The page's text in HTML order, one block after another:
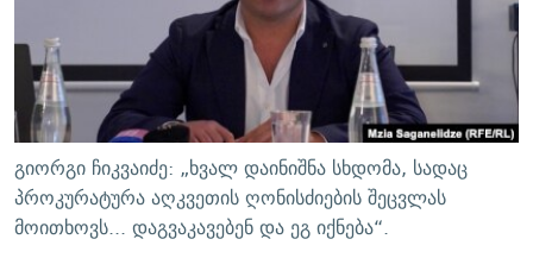
ᲛᲝᲚᲐᲞᲐᲠᲐᲙᲔ ᲢᲔᲥᲡᲢᲔᲑᲘ
ᲨᲘᲜ - ᲣᲪᲮᲝᲔᲗᲨᲘ
ᲚᲘᲢᲔᲠᲐᲢᲣᲠᲣᲚᲘ ᲬᲐᲮᲜᲐᲒᲔᲑᲘ
ᲐᲛᲔᲠᲘᲙᲣᲚᲘ ᲛᲝᲗᲮᲠᲝᲑᲐ
ᲘᲛᲞᲔᲠᲘᲐ ᲓᲐ ᲠᲐᲓᲘᲝ
ᲩᲔᲛᲘ ᲡᲘᲙᲕᲓᲘᲚᲘᲡ ᲛᲘᲖᲔᲖᲘᲐ COVID-19
11 ᲬᲔᲚᲘ - 11 ᲐᲛᲑᲐᲕᲘ
ᲡᲐᲞᲐᲠᲚᲐᲛᲔᲜᲢᲝ ᲐᲠᲩᲔᲕᲜᲔᲑᲘᲡ ᲘᲡᲢᲝᲠᲘᲐ
ᲑᲐᲕᲨᲕᲔᲑᲘ ᲞᲠᲝᲡᲢᲘᲢᲣᲪᲘᲐᲨᲘ - ᲐᲛᲝᲣᲗᲥᲛᲔᲚᲘ ᲐᲛᲑᲐᲕᲘ
5 ᲐᲛᲑᲐᲕᲘ - 20 ᲘᲕᲜᲘᲡᲡ ᲓᲐᲨᲐᲕᲔᲑᲣᲚᲔᲑᲘ
ᲐᲒᲕᲘᲡᲢᲝᲡ ᲝᲛᲘ
რთე/რთ-ის ყველა საიტი
გიორგი ჩიკვაიძე: „ხვალ დაინიშნა სხდომა, სადაც
პროკურატურა აღკვეთის ღონისძიების შეცვლას
მოითხოვს... დაგვაკავებენ და ეგ იქნება“.